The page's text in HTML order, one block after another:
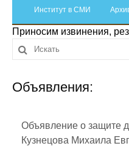
Отчетность
Материалы для
Публикации
Институт в СМИ
Приносим извинения,
Объявления:
Объявление о защите
Кузнецова Михаила